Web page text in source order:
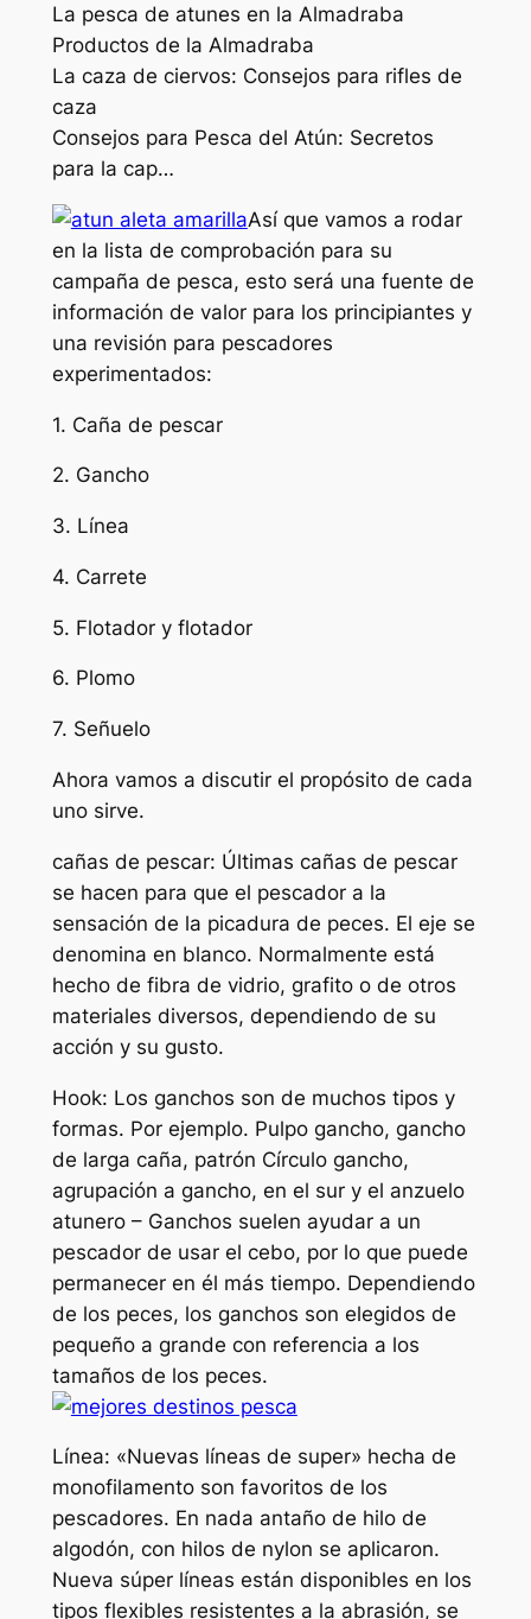
La pesca de atunes en la Almadraba
Productos de la Almadraba
La caza de ciervos: Consejos para rifles de
caza
Consejos para Pesca del Atún: Secretos
para la cap…
Así que vamos a rodar
en la lista de comprobación para su
campaña de pesca, esto será una fuente de
información de valor para los principiantes y
una revisión para pescadores
experimentados:
1. Caña de pescar
2. Gancho
3. Línea
4. Carrete
5. Flotador y flotador
6. Plomo
7. Señuelo
Ahora vamos a discutir el propósito de cada
uno sirve.
cañas de pescar: Últimas cañas de pescar
se hacen para que el pescador a la
sensación de la picadura de peces. El eje se
denomina en blanco. Normalmente está
hecho de fibra de vidrio, grafito o de otros
materiales diversos, dependiendo de su
acción y su gusto.
Hook: Los ganchos son de muchos tipos y
formas. Por ejemplo. Pulpo gancho, gancho
de larga caña, patrón Círculo gancho,
agrupación a gancho, en el sur y el anzuelo
atunero – Ganchos suelen ayudar a un
pescador de usar el cebo, por lo que puede
permanecer en él más tiempo. Dependiendo
de los peces, los ganchos son elegidos de
pequeño a grande con referencia a los
tamaños de los peces.
Línea: «Nuevas líneas de super» hecha de
monofilamento son favoritos de los
pescadores. En nada antaño de hilo de
algodón, con hilos de nylon se aplicaron.
Nueva súper líneas están disponibles en los
tipos flexibles resistentes a la abrasión, se